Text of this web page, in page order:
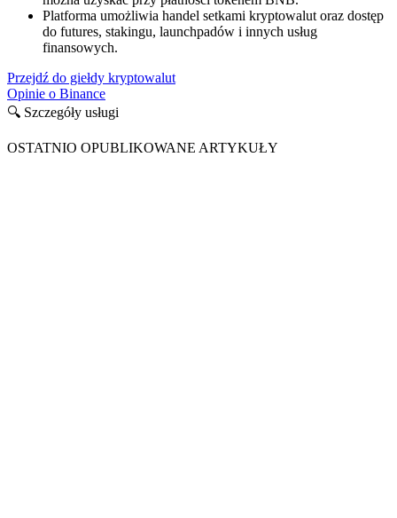
Platforma umożliwia handel setkami kryptowalut oraz dostęp
do futures, stakingu, launchpadów i innych usług
finansowych.
Przejdź do giełdy kryptowalut
Opinie o Binance
🔍 Szczegóły usługi
OSTATNIO OPUBLIKOWANE ARTYKUŁY